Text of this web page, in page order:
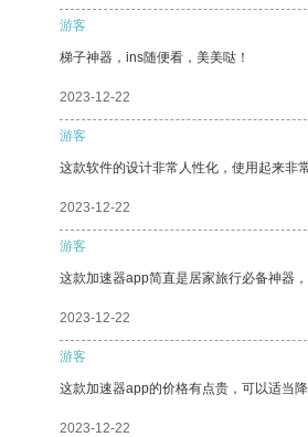
游客
梯子神器，ins随便看，美美哒！
2023-12-22
游客
这款软件的设计非常人性化，使用起来非常
2023-12-22
游客
这款加速器app简直是居家旅行必备神器
2023-12-22
游客
这款加速器app的价格有点贵，可以适当
2023-12-22